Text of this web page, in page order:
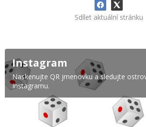
Sdílet aktuální stránku
Instagram
Naskenujte QR jmenovku a sledujte
Instagramu.